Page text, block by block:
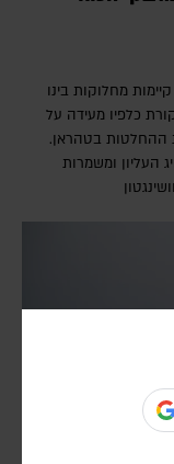
מחלוקות בינו
כלפיו מעידה על
ההחלטות בטהראן.
העליון ומשמרות